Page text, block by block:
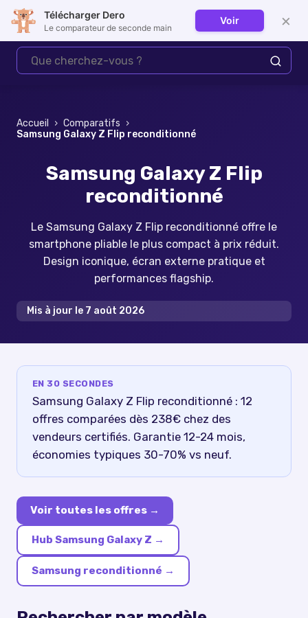
Se connecter
Accueil › Comparatifs ›
Samsung Galaxy Z Flip reconditionné
Samsung Galaxy Z Flip
reconditionné
Le Samsung Galaxy Z Flip reconditionné offre le
smartphone pliable le plus compact à prix réduit.
Design iconique, écran externe pratique et
performances flagship.
Mis à jour le 7 août 2026
EN 30 SECONDES
Samsung Galaxy Z Flip reconditionné : 12
offres comparées dès 238€ chez des
vendeurs certifiés. Garantie 12-24 mois,
économies typiques 30-70% vs neuf.
Voir toutes les offres →
Hub Samsung Galaxy Z →
Samsung reconditionné →
Télécharger Dero
Le comparateur de seconde main
Voir ×